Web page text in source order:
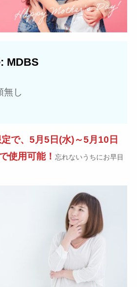
MDBS
し
で、5月5日(水)～5月10日
使用可能！ 忘れないうちにお早目